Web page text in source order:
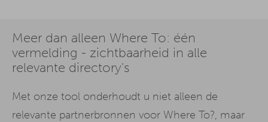
Meer dan alleen Where To: één
vermelding - zichtbaarheid in alle
relevante directory's
Met onze tool onderhoudt u niet alleen de
relevante partnerbronnen voor Where To?, maar